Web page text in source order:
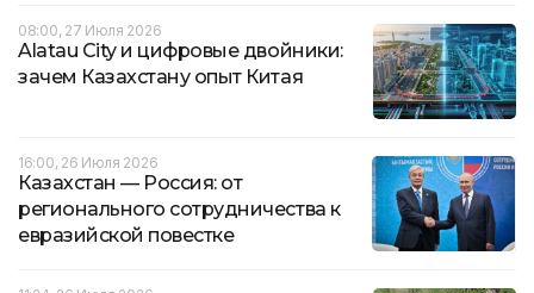
08:00, 27 Июля 2026
Alatau City и цифровые двойники:
зачем Казахстану опыт Китая
16:00, 26 Июля 2026
Казахстан — Россия: от
регионального сотрудничества к
евразийской повестке